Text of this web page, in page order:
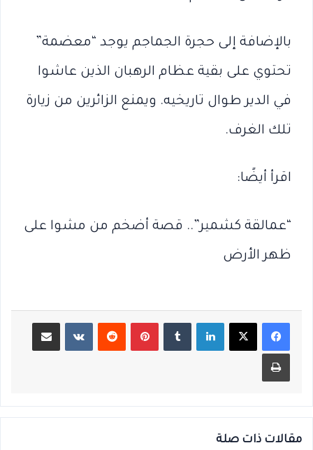
بالإضافة إلى حجرة الجماجم يوجد “معضمة”
تحتوي على بقية عظام الرهبان الذين عاشوا
في الدير طوال تاريخيه. ويمنع الزائرين من زيارة
تلك الغرف.
اقرأ أيضًا:
“عمالقة كشمير”.. قصة أضخم من مشوا على
ظهر الأرض
لينكدإن بينتيريست مشاركة عبر البريد
طباعة
مقالات ذات صلة